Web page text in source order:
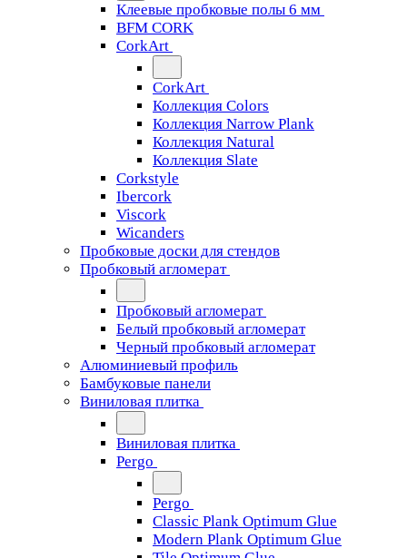
Клеевые пробковые полы 6 мм
BFM CORK
CorkArt
CorkArt
Коллекция Colors
Коллекция Narrow Plank
Коллекция Natural
Коллекция Slate
Corkstyle
Ibercork
Viscork
Wicanders
Пробковые доски для стендов
Пробковый агломерат
Пробковый агломерат
Белый пробковый агломерат
Черный пробковый агломерат
Алюминиевый профиль
Бамбуковые панели
Виниловая плитка
Виниловая плитка
Pergo
Pergo
Classic Plank Optimum Glue
Modern Plank Optimum Glue